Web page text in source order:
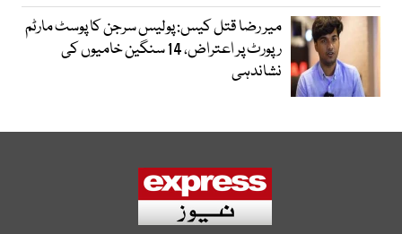
میر رضا قتل کیس: پولیس سرجن کا پوسٹ مارٹم
رپورٹ پر اعتراض، 14 سنگین خامیوں کی
نشاندہی